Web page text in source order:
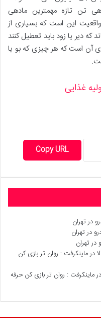
تن تازه مهمترین مادهی
این است که بسیاری از
که دیر یا زود باید تعطیل کنند
آن است که هر چیزی که بو یا
غذایی
Copy URL
در تهران
در تهران
تهران
ماینکرفت : روان تر بازی کن
ماینکرفت : روان تر بازی کن حرفه